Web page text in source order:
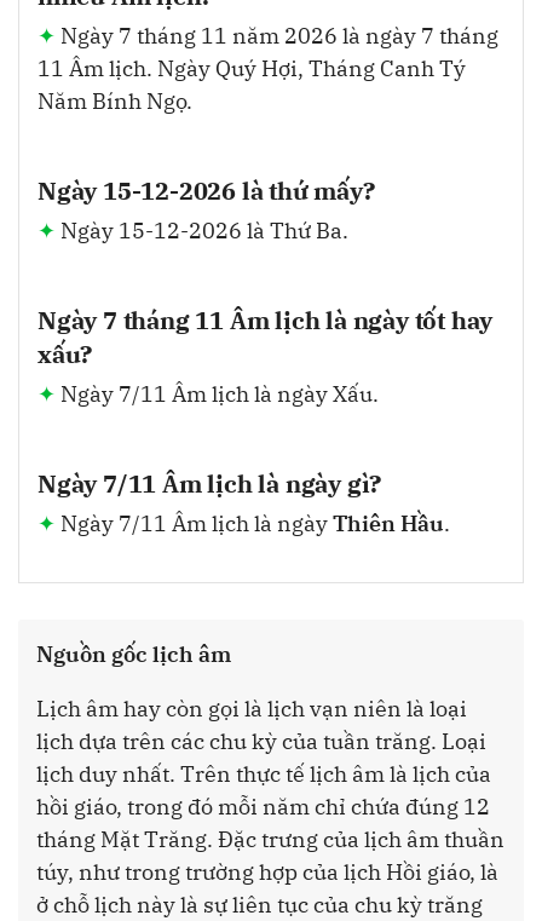
Ngày 7 tháng 11 năm 2026 là ngày 7 tháng
11 Âm lịch. Ngày Quý Hợi, Tháng Canh Tý
Năm Bính Ngọ.
Ngày 15-12-2026 là thứ mấy?
Ngày 15-12-2026 là Thứ Ba.
Ngày 7 tháng 11 Âm lịch là ngày tốt hay
xấu?
Ngày 7/11 Âm lịch là ngày Xấu.
Ngày 7/11 Âm lịch là ngày gì?
Ngày 7/11 Âm lịch là ngàyThiên Hầu.
Nguồn gốc lịch âm
Lịch âm hay còn gọi là lịch vạn niên là loại
lịch dựa trên các chu kỳ của tuần trăng. Loại
lịch duy nhất. Trên thực tế lịch âm là lịch của
hồi giáo, trong đó mỗi năm chỉ chứa đúng 12
tháng Mặt Trăng. Đặc trưng của lịch âm thuần
túy, như trong trường hợp của lịch Hồi giáo, là
ở chỗ lịch này là sự liên tục của chu kỳ trăng